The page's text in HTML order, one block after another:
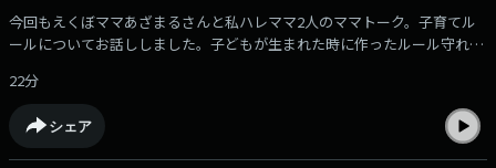
今回もえくぼママあざまるさんと私ハレママ2人のママトーク。子育てル
ールについてお話ししました。子どもが生まれた時に作ったルール守れて
非一緒にゆんたくしているような気持ちでお聞きください。
22分
シェア